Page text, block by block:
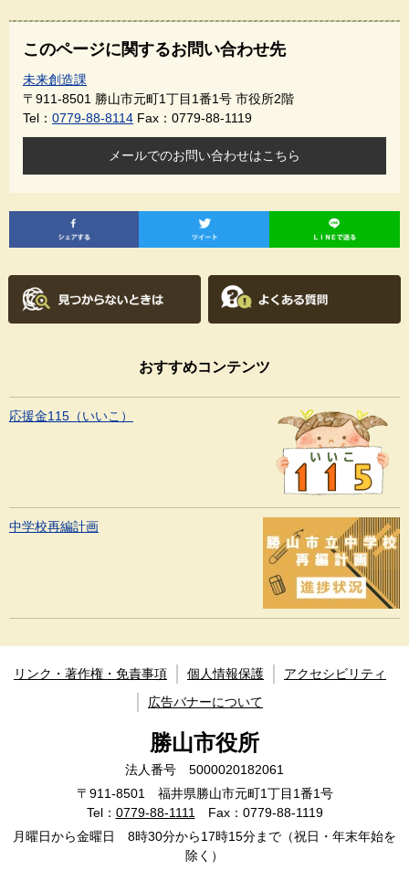
このページに関するお問い合わせ先
未来創造課
〒911-8501 勝山市元町1丁目1番1号 市役所2階
Tel： 0779-88-8114 Fax：0779-88-1119
メールでのお問い合わせはこちら
おすすめコンテンツ
応援金115（いいこ）
中学校再編計画
リンク・著作権・免責事項 個人情報保護
アクセシビリティ
広告バナーについて
勝山市役所
法人番号 5000020182061
〒911-8501 福井県勝山市元町1丁目1番1号
Tel： 0779-88-1111
Fax：0779-88-1119
月曜日から金曜日 8時30分から17時15分まで（祝日・年末年始を
除く）